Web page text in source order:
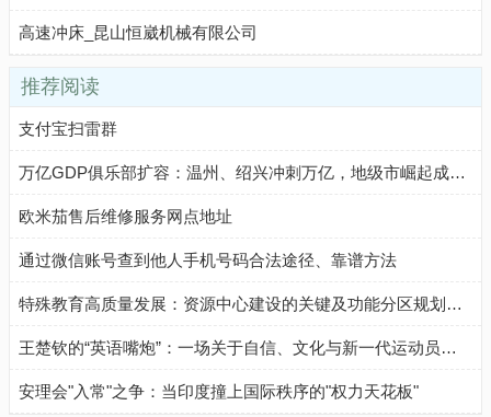
高速冲床_昆山恒崴机械有限公司
推荐阅读
支付宝扫雷群
万亿GDP俱乐部扩容：温州、绍兴冲刺万亿，地级市崛起成新引擎
欧米茄售后维修服务网点地址
通过微信账号查到他人手机号码合法途径、靠谱方法
特殊教育高质量发展：资源中心建设的关键及功能分区规划要点
王楚钦的“英语嘴炮”：一场关于自信、文化与新一代运动员气质的生动注脚
安理会"入常"之争：当印度撞上国际秩序的"权力天花板"